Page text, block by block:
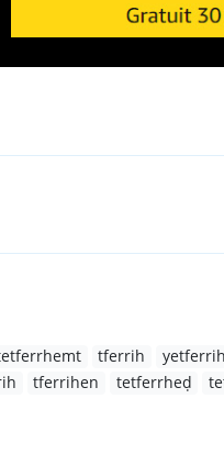
tferrih yetferrih
tferrihen tetferrheḍ